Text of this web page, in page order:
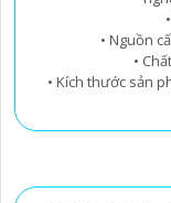
• Nguồn
•
• Kích thước sản